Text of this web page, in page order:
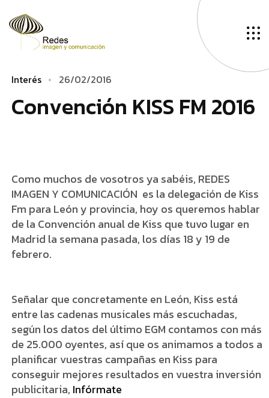
Interés 26/02/2016
Convención
­ KISS
­ FM 2016
Como muchos de vosotros ya sabéis, REDES
IMAGEN Y COMUNICACIÓN es la delegación de Kiss
Fm para León y provincia, hoy os queremos hablar
de la Convención anual de Kiss que tuvo lugar en
Madrid la semana pasada, los días 18 y 19 de
febrero.
Señalar que concretamente en León, Kiss está
entre las cadenas musicales más escuchadas,
según los datos del último EGM contamos con más
de 25.000 oyentes, así que os animamos a todos a
planificar vuestras campañas en Kiss para
conseguir mejores resultados en vuestra inversión
publicitaria, Infórmate